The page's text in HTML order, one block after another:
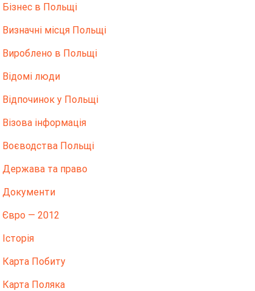
Бізнес в Польщі
Визначні місця Польщі
Вироблено в Польщі
Відомі люди
Відпочинок у Польщі
Візова інформація
Воєводства Польщі
Держава та право
Документи
Євро — 2012
Історія
Карта Побиту
Карта Поляка